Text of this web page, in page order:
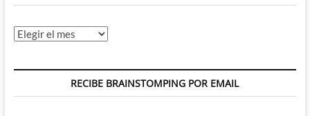
Archivos
RECIBE BRAINSTOMPING POR EMAIL